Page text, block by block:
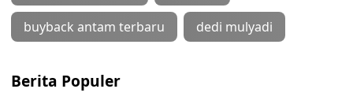
buyback antam terbaru dedi mulyadi
Berita Populer